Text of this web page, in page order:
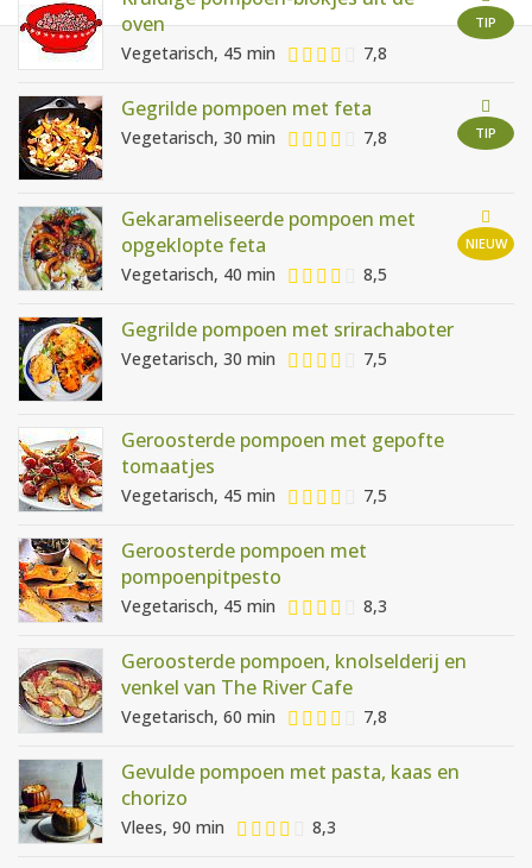
AANMELDEN
RECEPTEN
WEEKMENU'S
TIP
oven
Vegetarisch, 45 min 7,8
TIP
Gegrilde pompoen met feta
Vegetarisch, 30 min 7,8
NIEUW
Gekarameliseerde pompoen met
opgeklopte feta
Vegetarisch, 40 min 8,5
Gegrilde pompoen met srirachaboter
Vegetarisch, 30 min 7,5
Geroosterde pompoen met gepofte
tomaatjes
Vegetarisch, 45 min 7,5
Geroosterde pompoen met
pompoenpitpesto
Vegetarisch, 45 min 8,3
Geroosterde pompoen, knolselderij en
venkel van The River Cafe
Vegetarisch, 60 min 7,8
Gevulde pompoen met pasta, kaas en
chorizo
Vlees, 90 min 8,3